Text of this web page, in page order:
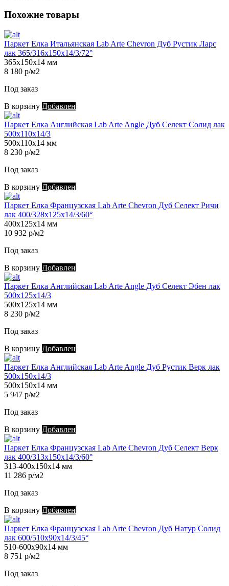
Похожие товары
Паркет Елка Итальянская Lab Arte Chevron Дуб Рустик Ларс
лак 365/316х150х14/3/72°
365х150х14 мм
8 180 р/м2
Под заказ
В корзину Добавлен
Паркет Елка Английская Lab Arte Angle Дуб Селект Солид лак
500х110х14/3
500х110х14 мм
8 230 р/м2
Под заказ
В корзину Добавлен
Паркет Елка Французская Lab Arte Chevron Дуб Селект Ричи
лак 400/328х125х14/3/60°
400х125х14 мм
10 932 р/м2
Под заказ
В корзину Добавлен
Паркет Елка Английская Lab Arte Angle Дуб Селект Эбен лак
500х125х14/3
500х125х14 мм
8 230 р/м2
Под заказ
В корзину Добавлен
Паркет Елка Английская Lab Arte Angle Дуб Рустик Верк лак
500х150х14/3
500х150х14 мм
5 947 р/м2
Под заказ
В корзину Добавлен
Паркет Елка Французская Lab Arte Chevron Дуб Селект Верк
лак 400/313х150х14/3/60°
313-400х150х14 мм
11 286 р/м2
Под заказ
В корзину Добавлен
Паркет Елка Французская Lab Arte Chevron Дуб Натур Солид
лак 600/510х90х14/3/45°
510-600х90х14 мм
8 751 р/м2
Под заказ